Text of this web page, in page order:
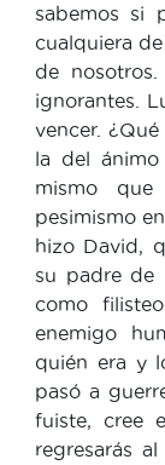
sabemos si
cualquiera
de
ignorantes.
vencer.
la del
mismo
pesimismo
hizo David,
su padre de
como
enemigo
quién era y
pasó a
fuiste, cree
regresarás